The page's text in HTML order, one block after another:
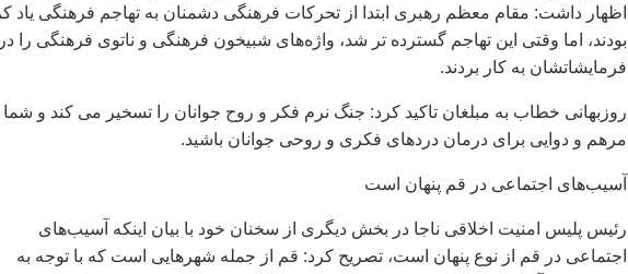
اظهار داشت: مقام معظم رهبری ابتدا از تحرکات فرهنگی دشمنان به تهاجم فرهنگی یاد
بودند، اما وقتی این تهاجم گسترده تر شد، واژه‌های شبیخون فرهنگی و ناتوی فرهنگی را
فرمایشاتشان به کار بردند.
روزبهانی خطاب به مبلغان تاکید کرد: جنگ نرم فکر و روح جوانان را تسخیر می کند و شما
مرهم و دوایی برای درمان دردهای فکری و روحی جوانان باشید.
آسیب‌های اجتماعی در قم پنهان است
رئیس پلیس امنیت اخلاقی ناجا در بخش دیگری از سخنان خود با بیان اینکه آسیب‌های
اجتماعی در قم از نوع پنهان است، تصریح کرد: قم از جمله شهرهایی است که با توجه به